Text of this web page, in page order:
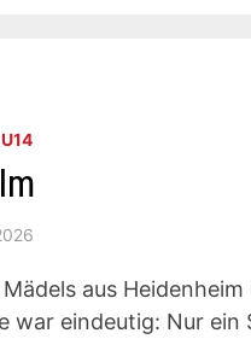
aus
war eindeutig: Nur